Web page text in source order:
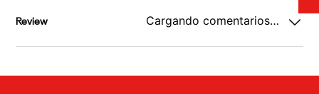
Review Cargando comentarios…